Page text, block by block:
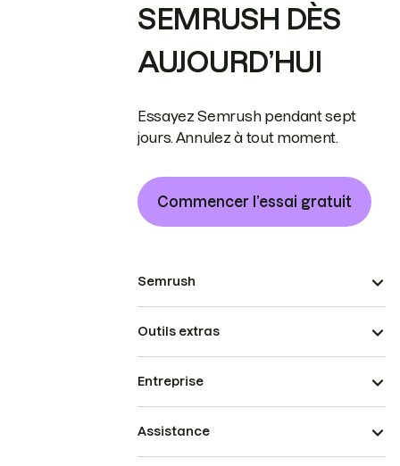
SEMRUSH DÈS
AUJOURD’HUI
Essayez Semrush pendant sept
jours. Annulez à tout moment.
Commencer l’essai gratuit
Semrush
Outils extras
Entreprise
Assistance